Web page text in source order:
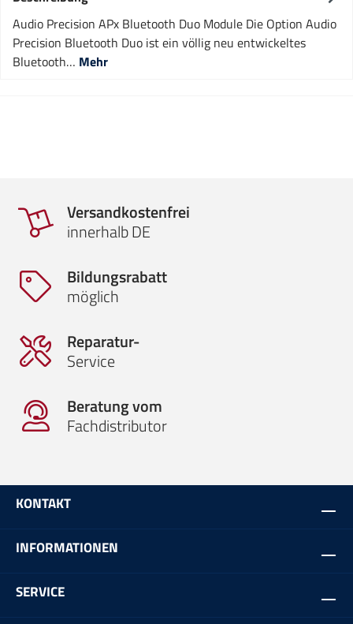
Audio Precision APx Bluetooth Duo Module Die Option Audio
Precision Bluetooth Duo ist ein völlig neu entwickeltes
Bluetooth… Mehr
Versandkostenfrei
innerhalb DE
Bildungsrabatt
möglich
Reparatur-
Service
Beratung vom
Fachdistributor
KONTAKT
INFORMATIONEN
SERVICE